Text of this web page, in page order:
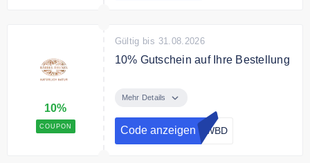
10%
COUPON
Gültig bis 31.08.2026
10% Gutschein auf Ihre Bestellung
Rabatt auf Ihre Bestellung.
Mehr Details
Code anzeigen SWBD